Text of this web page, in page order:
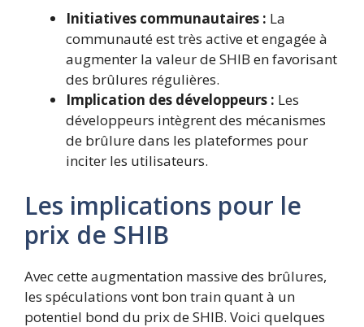
Initiatives communautaires : La
communauté est très active et engagée à
augmenter la valeur de SHIB en favorisant
des brûlures régulières.
Implication des développeurs : Les
développeurs intègrent des mécanismes
de brûlure dans les plateformes pour
inciter les utilisateurs.
Les implications pour le
prix de SHIB
Avec cette augmentation massive des brûlures,
les spéculations vont bon train quant à un
potentiel bond du prix de SHIB. Voici quelques